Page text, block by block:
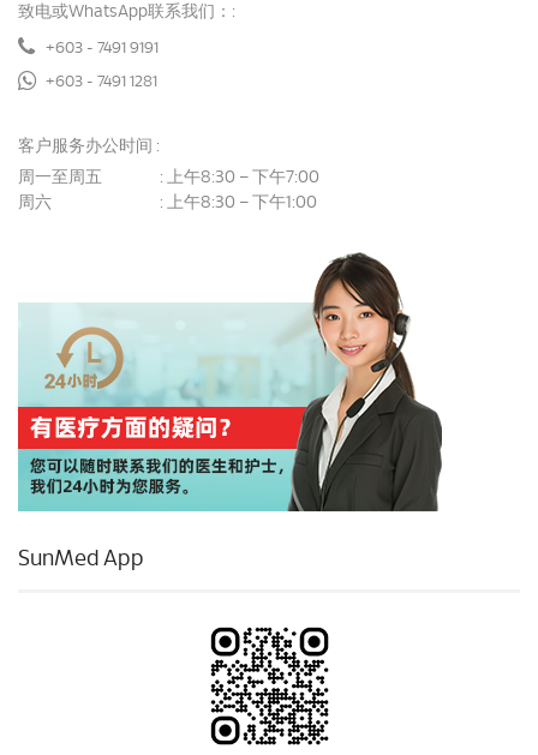
致电或WhatsApp联系我们：:
+603 - 7491 9191
+603 - 7491 1281
客户服务办公时间 :
周一至周五
: 上午8:30 – 下午7:00
周六
: 上午8:30 – 下午1:00
SunMed App